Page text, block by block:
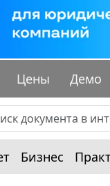
Цены Демо
Бизнес